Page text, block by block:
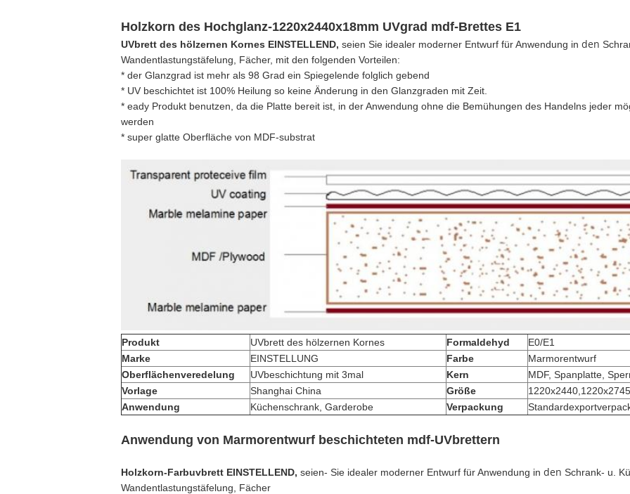
Holzkorn des Hochglanz-1220x2440x18mm UVgrad mdf-Brettes E1
UVbrett des hölzernen Kornes EINSTELLEND, seien Sie idealer moderner Entwurf für Anwendung in den
Wandentlastungstäfelung, Fächer, mit den folgenden Vorteilen:
* der Glanzgrad ist mehr als 98 Grad ein Spiegelende folglich gebend
* UV beschichtet ist 100% Heilung so keine Änderung in den Glanzgraden mit Zeit.
* eady Produkt benutzen, da die Platte bereit ist, in der Anwendung ohne die Bemühungen des Handelns jeder
werden
* super glatte Oberfläche von MDF-substrat
Produkt UVbrett des hölzernen Kornes Formaldehyd
E0/E1
Marke
EINSTELLUNG Farbe
Marmorentwurf
Oberflächenveredelung
UVbeschichtung mit 3mal Kern
MDF, Spanplatte,
Vorlage
Shanghai China Größe
Anwendung
Küchenschrank, Garderobe Verpackung
Anwendung von Marmorentwurf beschichteten mdf-UVbrettern
Holzkorn-Farbuvbrett EINSTELLEND, seien- Sie idealer moderner Entwurf für Anwendung in den Schrank- u.
Wandentlastungstäfelung, Fächer